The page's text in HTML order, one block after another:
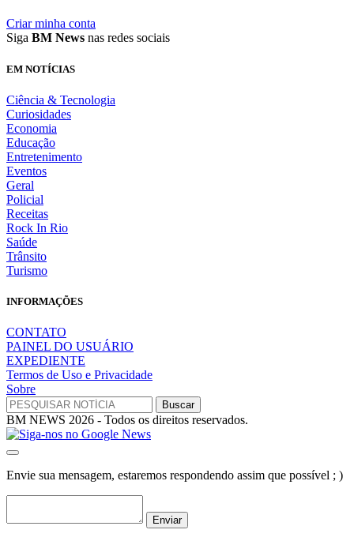
Criar minha conta
Siga BM News nas redes sociais
EM NOTÍCIAS
Ciência & Tecnologia
Curiosidades
Economia
Educação
Entretenimento
Eventos
Geral
Policial
Receitas
Rock In Rio
Saúde
Trânsito
Turismo
INFORMAÇÕES
CONTATO
PAINEL DO USUÁRIO
EXPEDIENTE
Termos de Uso e Privacidade
Sobre
BM NEWS 2026 - Todos os direitos reservados.
Envie sua mensagem, estaremos respondendo assim que possível ; )
Enviar